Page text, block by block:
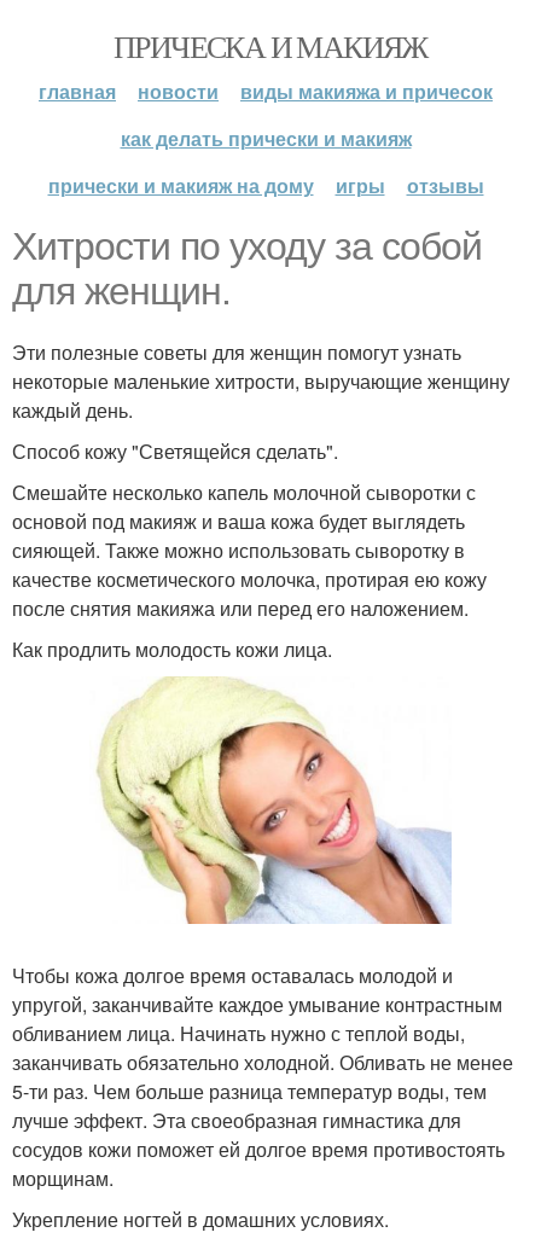
ПРИЧЕСКА И МАКИЯЖ
главная новости
виды макияжа и причесок
как делать прически и макияж
прически и макияж на дому
игры отзывы
Хитрости по уходу за собой
для женщин.
Эти полезные советы для женщин помогут узнать
некоторые маленькие хитрости, выручающие женщину
каждый день.
Способ кожу "Светящейся сделать".
Смешайте несколько капель молочной сыворотки с
основой под макияж и ваша кожа будет выглядеть
сияющей. Также можно использовать сыворотку в
качестве косметического молочка, протирая ею кожу
после снятия макияжа или перед его наложением.
Как продлить молодость кожи лица.
Чтобы кожа долгое время оставалась молодой и
упругой, заканчивайте каждое умывание контрастным
обливанием лица. Начинать нужно с теплой воды,
заканчивать обязательно холодной. Обливать не менее
5-ти раз. Чем больше разница температур воды, тем
лучше эффект. Эта своеобразная гимнастика для
сосудов кожи поможет ей долгое время противостоять
морщинам.
Укрепление ногтей в домашних условиях.